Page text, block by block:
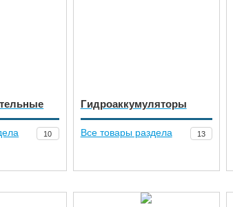
10
Гидроаккумуляторы
Все товары раздела 13